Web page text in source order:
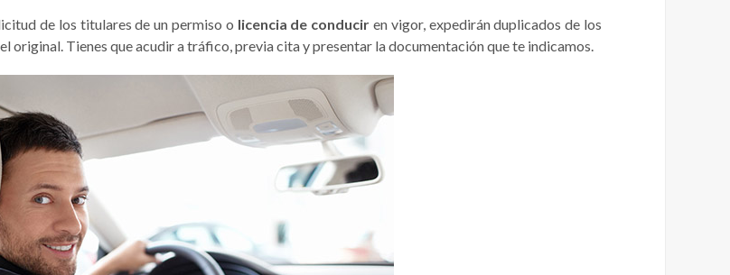
de los titulares de un permiso o licencia de conducir en vigor, expedirán duplicados de los
original. Tienes que acudir a tráfico, previa cita y presentar la documentación que te indicamos.